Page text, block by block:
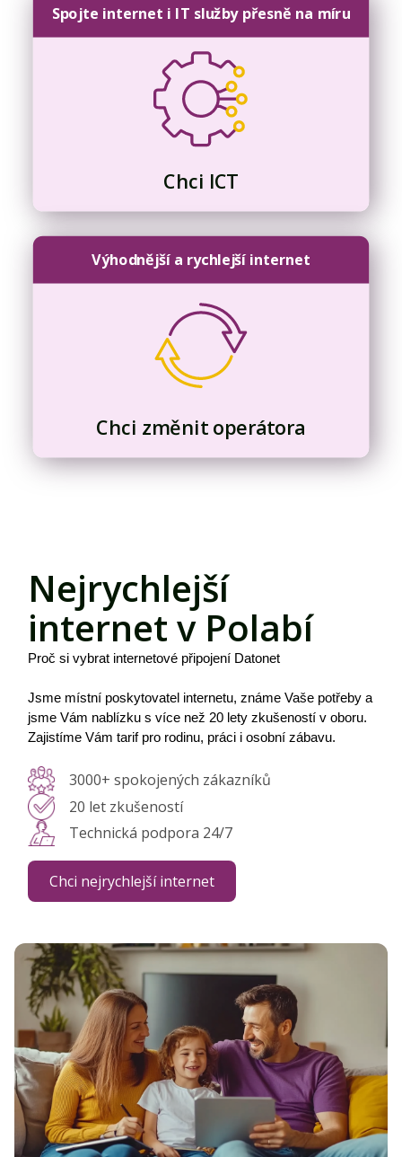
Spojte internet i IT služby přesně na míru
Chci ICT
Výhodnější a rychlejší internet
Chci změnit operátora
Nejrychlejší
internet v Polabí
Proč si vybrat internetové připojení Datonet
Jsme místní poskytovatel internetu, známe Vaše potřeby a
jsme Vám nablízku s více než 20 lety zkušeností v oboru.
Zajistíme Vám tarif pro rodinu, práci i osobní zábavu.
3000+ spokojených zákazníků
20 let zkušeností
Technická podpora 24/7
Chci nejrychlejší internet